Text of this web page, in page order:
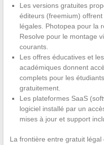
Les versions gratuites
éditeurs (freemium)
légales. Photopea pour la
Resolve pour le montage
courants.
Les offres éducatives et
académiques donnent
complets pour les
gratuitement.
Les plateformes SaaS
logiciel installé par un
mises à jour et support
La frontière entre gratuit